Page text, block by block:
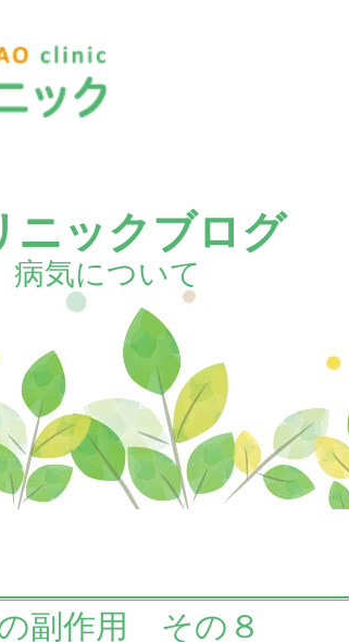
ニックブログ
病気について
副作用 その８